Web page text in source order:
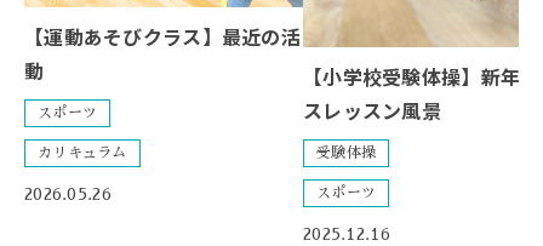
【運動あそびクラス】最近の活
動
スポーツ
カリキュラム
2026.05.26
【小学校受験体操】新年
スレッスン風景
受験体操
スポーツ
2025.12.16